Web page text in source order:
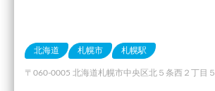
北海道 札幌市 札幌駅
〒060-0005 北海道札幌市中央区北５条西２丁目５